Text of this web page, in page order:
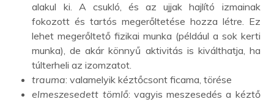
alakul ki. A csukló, és az ujjak hajlító izmainak
fokozott és tartós megerőltetése hozza létre. Ez
lehet megerőltető fizikai munka (például a sok kerti
munka), de akár könnyű aktivitás is kiválthatja, ha
túlterheli az izomzatot.
trauma: valamelyik kéztőcsont ficama, törése
elmeszesedett tömlő: vagyis meszesedés a kéztő